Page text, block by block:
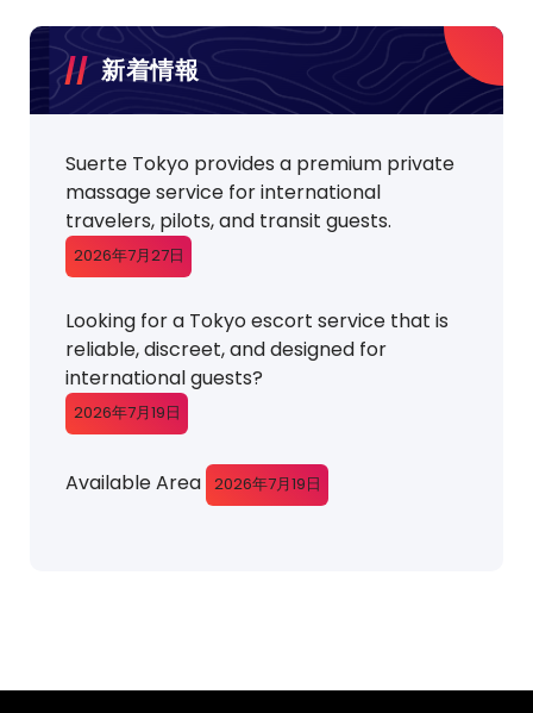
新着情報
Suerte Tokyo provides a premium private
massage service for international
travelers, pilots, and transit guests.
2026年7月27日
Looking for a Tokyo escort service that is
reliable, discreet, and designed for
international guests?
2026年7月19日
Available Area 2026年7月19日